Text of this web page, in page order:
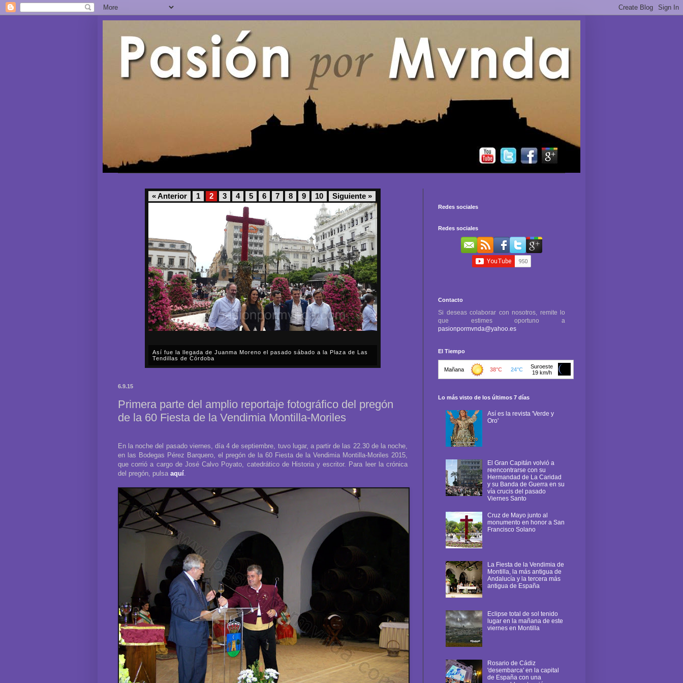
« Anterior 1 2 3 4 5 6 7 8 9 10 Siguiente »
Así fue la llegada de Juanma Moreno el pasado sábado a la Plaza de Las
Tendillas de Córdoba
6.9.15
Primera parte del amplio reportaje fotográfico del pregón
de la 60 Fiesta de la Vendimia Montilla-Moriles
En la noche del pasado viernes, día 4 de septiembre, tuvo lugar, a partir de las 22.30 de la noche,
en las Bodegas Pérez Barquero, el pregón de la 60 Fiesta de la Vendimia Montilla-Moriles 2015,
que corrió a cargo de José Calvo Poyato, catedrático de Historia y escritor. Para leer la crónica
del pregón, pulsa aquí
Redes sociales
Redes sociales
Contacto
Si deseas colaborar con nosotros, remite lo
que estimes oportuno a
pasionpormvnda@yahoo.es
El Tiempo
Lo más visto de los últimos 7 días
Así es la revista 'Verde y
Oro'
El Gran Capitán volvió a
reencontrarse con su
Hermandad de La Caridad
y su Banda de Guerra en su
vía crucis del pasado
Viernes Santo
Cruz de Mayo junto al
monumento en honor a San
Francisco Solano
La Fiesta de la Vendimia de
Montilla, la más antigua de
Andalucía y la tercera más
antigua de España
Eclipse total de sol tenido
lugar en la mañana de este
viernes en Montilla
Rosario de Cádiz
'desembarca' en la capital
de España con una